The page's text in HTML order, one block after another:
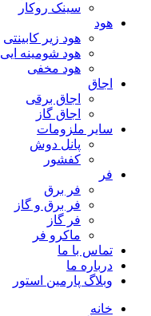
سینک روکار
هود
هود زیر كابینتی
هود شومینه ایی
هود مخفى
اجاق
اجاق برقى
اجاق گاز
سایر ملزومات
پانل دوش
کفشور
فر
فر برق
فر برق و گاز
فر گاز
ماكرو فر
تماس با ما
درباره ما
وبلاگ پارمین استور
خانه